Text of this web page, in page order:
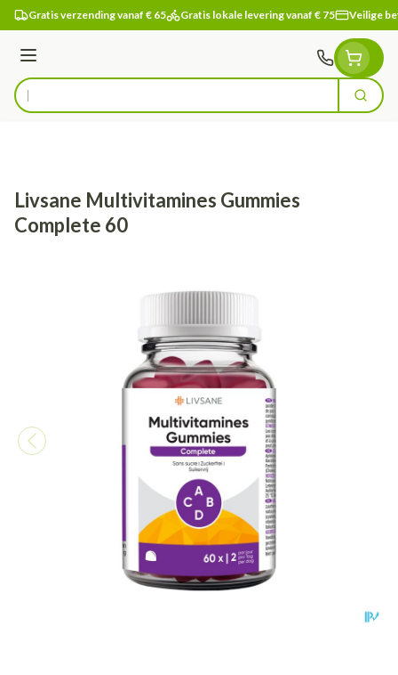
Ga naar de inhoud
Gratis verzending vanaf € 65 Gratis lokale levering vanaf € 75 Veilige
Menu
Product, merk, categorie... Zoek
Livsane Multivitamines Gummies
Complete 60